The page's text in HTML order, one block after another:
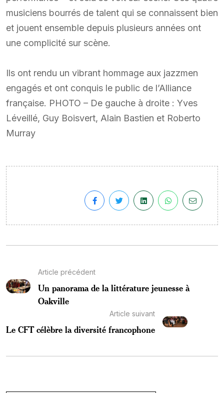
musiciens bourrés de talent qui se connaissent bien
et jouent ensemble depuis plusieurs années ont
une complicité sur scène.
Ils ont rendu un vibrant hommage aux jazzmen
engagés et ont conquis le public de l’Alliance
française. PHOTO – De gauche à droite : Yves
Léveillé, Guy Boisvert, Alain Bastien et Roberto
Murray
Article précédent
Un panorama de la littérature jeunesse à
Oakville
Article suivant
Le CFT célèbre la diversité francophone